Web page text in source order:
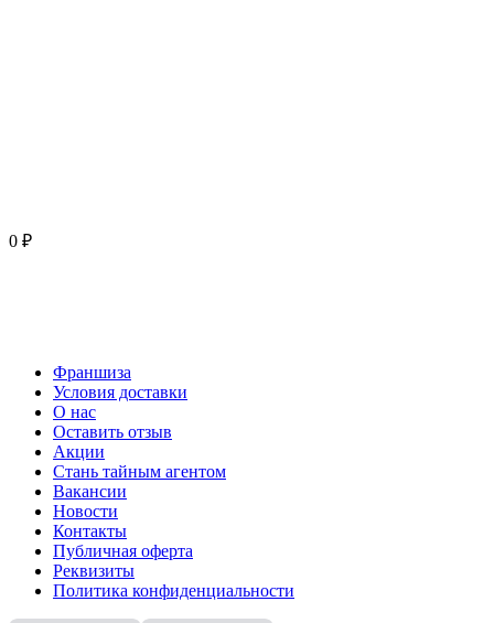
0 ₽
Франшиза
Условия доставки
О нас
Оставить отзыв
Акции
Стань тайным агентом
Вакансии
Новости
Контакты
Публичная оферта
Реквизиты
Политика конфиденциальности